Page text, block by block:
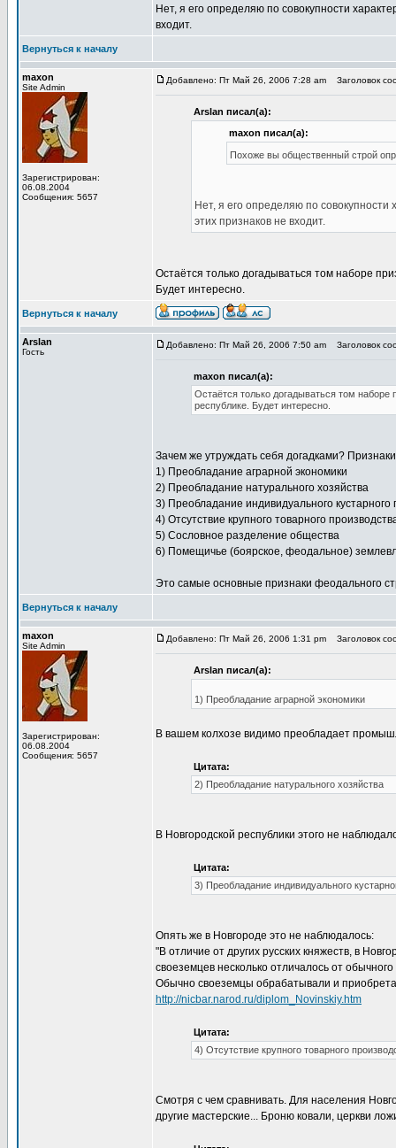
Нет, я его определяю по совокупности
входит.
Вернуться к началу
maxon
Site Admin
Зарегистрирован:
06.08.2004
Сообщения: 5657
Добавлено: Пт Май 26, 2006 7:28 am Заголовок
Arslan писал(а):
maxon писал(а):
Похоже вы общественный строй
Нет, я его определяю по
этих признаков не входит.
Остаётся только догадываться том наборе
Будет интересно.
Вернуться к началу
Arslan
Гость
Добавлено: Пт Май 26, 2006 7:50 am Заголовок
maxon писал(а):
Остаётся только догадываться том наборе
республике. Будет интересно.
Зачем же утруждать себя догадками?
1) Преобладание аграрной экономики
2) Преобладание натурального хозяйства
3) Преобладание индивидуального кустарного
4) Отсутствие крупного товарного
5) Сословное разделение общества
6) Помещичье (боярское, феодальное)
Это самые основные признаки феодального
Вернуться к началу
maxon
Site Admin
Зарегистрирован:
06.08.2004
Сообщения: 5657
Добавлено: Пт Май 26, 2006 1:31 pm Заголовок
Arslan писал(а):
1) Преобладание аграрной экономики
В вашем колхозе видимо преобладает
Цитата:
2) Преобладание натурального хозяйства
В Новгородской республики этого не
Цитата:
3) Преобладание индивидуального
Опять же в Новгороде это не наблюдалось:
"В отличие от других русских княжеств, в
своеземцев несколько отличалось от
Обычно своеземцы обрабатывали и
http://nicbar.narod.ru/diplom_Novinskiy.htm
Цитата:
4) Отсутствие крупного товарного
Смотря с чем сравнивать. Для населения
другие мастерские... Броню ковали, церкви